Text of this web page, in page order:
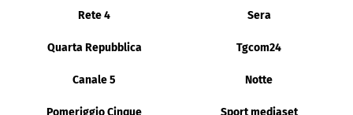
Rete 4 Sera
Quarta Repubblica Tgcom24
Canale 5 Notte